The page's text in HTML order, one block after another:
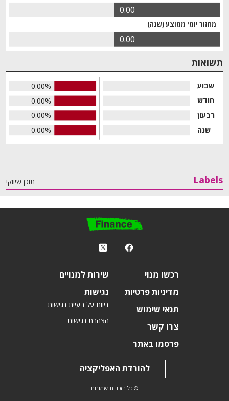
0.00
0.00
מחזור יומי ממוצע (שנה)
תשואות
0.00%
0.00%
0.00%
0.00% שנה
רבעון
חודש
שבוע
Labels תוכן שיווקי
רכשו מנוי
מדיניות פרטיות
תנאי שימוש
צרו קשר
פרסמו באתר
שירות למנויים
נגישות
דיווח על בעיית נגישות
הצהרת נגישות
להורדת האפליקציה
© כל הזכויות שמורות